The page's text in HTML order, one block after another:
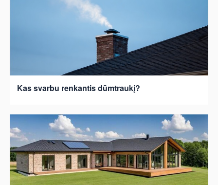
Kas svarbu renkantis dūmtraukį?